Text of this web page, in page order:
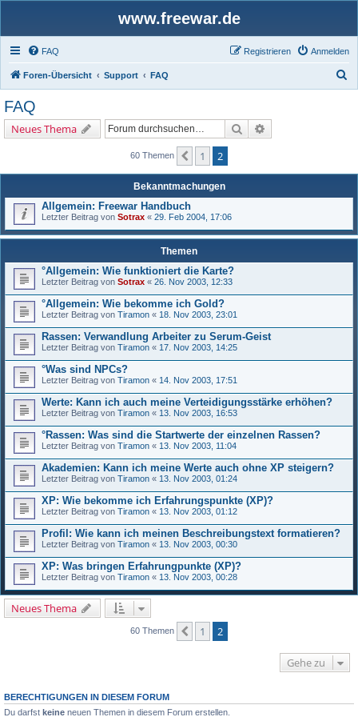
www.freewar.de
FAQ Anmelden
Registrieren
Foren-Übersicht Support FAQ
FAQ
Neues Thema Suche
60 Themen Vorherige
1 2
Bekanntmachungen
Allgemein: Freewar Handbuch
Letzter Beitrag von Sotrax « 29. Feb 2004, 17:06
Themen
°Allgemein: Wie funktioniert die Karte?
Letzter Beitrag von Sotrax « 26. Nov 2003, 12:33
°Allgemein: Wie bekomme ich Gold?
Letzter Beitrag von Tiramon « 18. Nov 2003, 23:01
Rassen: Verwandlung Arbeiter zu Serum-Geist
Letzter Beitrag von Tiramon « 17. Nov 2003, 14:25
°Was sind NPCs?
Letzter Beitrag von Tiramon « 14. Nov 2003, 17:51
Werte: Kann ich auch meine Verteidigungsstärke erhöhen?
Letzter Beitrag von Tiramon « 13. Nov 2003, 16:53
°Rassen: Was sind die Startwerte der einzelnen Rassen?
Letzter Beitrag von Tiramon « 13. Nov 2003, 11:04
Akademien: Kann ich meine Werte auch ohne XP steigern?
Letzter Beitrag von Tiramon « 13. Nov 2003, 01:24
XP: Wie bekomme ich Erfahrungspunkte (XP)?
Letzter Beitrag von Tiramon « 13. Nov 2003, 01:12
Profil: Wie kann ich meinen Beschreibungstext formatieren?
Letzter Beitrag von Tiramon « 13. Nov 2003, 00:30
XP: Was bringen Erfahrungpunkte (XP)?
Letzter Beitrag von Tiramon « 13. Nov 2003, 00:28
Neues Thema
60 Themen Vorherige
1 2
Gehe zu
BERECHTIGUNGEN IN DIESEM FORUM
Du darfst keine neuen Themen in diesem Forum erstellen.